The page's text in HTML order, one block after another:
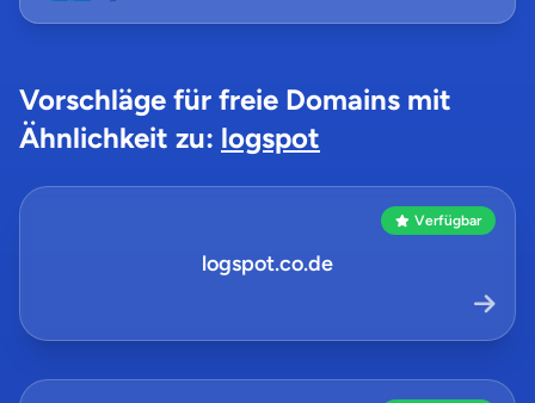
Vorschläge für freie Domains mit
Ähnlichkeit zu: logspot
Verfügbar
logspot.co.de